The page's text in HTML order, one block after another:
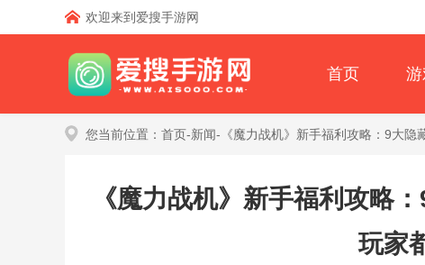
欢迎来到爱搜手游网
首页
您当前位置： 首页-新闻-《魔力战机》新手福利攻略：9大隐
《魔力战机》新手福利攻略
玩家